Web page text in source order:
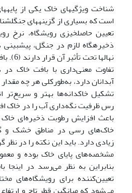
شناخت ویژگی­های خاک یکی از
است که بسیاری از گزینه­های
تعیین حاصلخیزی رویشگاه، نرخ
ذخیره­گاه لازم در جنگل،
نهال­ها
تفاوت معنی‌داری با بافت خاک در
آبدانان دارد، به‌طورکلی هر چه
تشکیل خاکدانه‌ها بهتر و سریع‌تر
رس ظرفیت نگه‌داری آب را در خاک
خاک‌های رسی در مناطق خشک و
زیادی دارد. باید این نکته را در
بنابراین به نظر می‌رسد در
تعیین‌کننده برای رویشگاه‌های